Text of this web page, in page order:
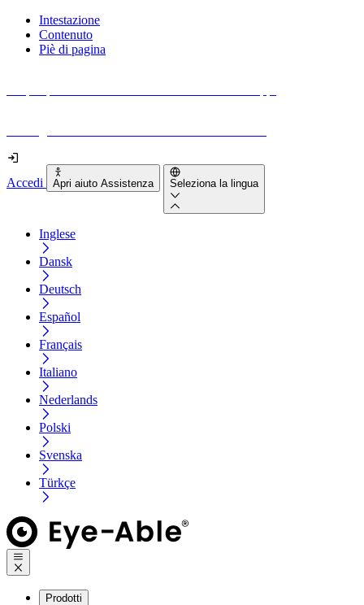
Intestazione
Contenuto
Piè di pagina
Accedi Apri aiuto Assistenza Seleziona la lingua
Inglese
Dansk
Deutsch
Español
Français
Italiano
Nederlands
Polski
Svenska
Türkçe
Prodotti